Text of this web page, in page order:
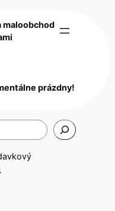
maloobchod
prázdny!